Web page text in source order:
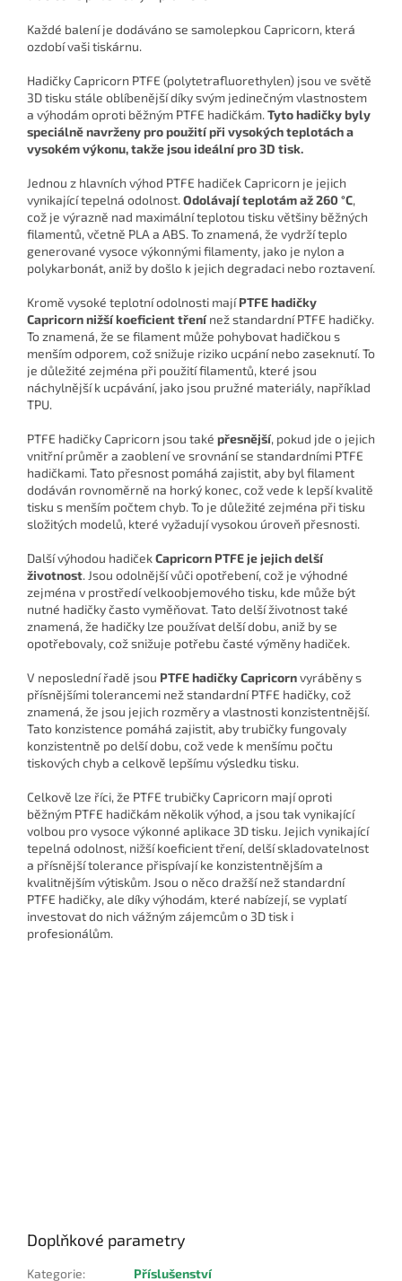
Každé balení je dodáváno se samolepkou Capricorn, která
ozdobí vaši tiskárnu.
Hadičky Capricorn PTFE (polytetrafluorethylen) jsou ve světě
3D tisku stále oblíbenější díky svým jedinečným vlastnostem
a výhodám oproti běžným PTFE hadičkám.Tyto hadičky byly
speciálně navrženy pro použití při vysokých teplotách a
vysokém výkonu, takže jsou ideální pro 3D tisk.
Jednou z hlavních výhod PTFE hadiček Capricorn je jejich
vynikající tepelná odolnost.Odolávají teplotám až 260 °C,
což je výrazně nad maximální teplotou tisku většiny běžných
filamentů, včetně PLA a ABS. To znamená, že vydrží teplo
generované vysoce výkonnými filamenty, jako je nylon a
polykarbonát, aniž by došlo k jejich degradaci nebo roztavení.
Kromě vysoké teplotní odolnosti majíPTFE hadičky
Capricorn nižší koeficient třenínež standardní PTFE hadičky.
To znamená, že se filament může pohybovat hadičkou s
menším odporem, což snižuje riziko ucpání nebo zaseknutí. To
je důležité zejména při použití filamentů, které jsou
náchylnější k ucpávání, jako jsou pružné materiály, například
TPU.
PTFE hadičky Capricorn jsou také přesnější, pokud jde o jejich
vnitřní průměr a zaoblení ve srovnání se standardními PTFE
hadičkami. Tato přesnost pomáhá zajistit, aby byl filament
dodáván rovnoměrně na horký konec, což vede k lepší kvalitě
tisku s menším počtem chyb. To je důležité zejména při tisku
složitých modelů, které vyžadují vysokou úroveň přesnosti.
Další výhodou hadičekCapricorn PTFE je jejich delší
životnost. Jsou odolnější vůči opotřebení, což je výhodné
zejména v prostředí velkoobjemového tisku, kde může být
nutné hadičky často vyměňovat. Tato delší životnost také
znamená, že hadičky lze používat delší dobu, aniž by se
opotřebovaly, což snižuje potřebu časté výměny hadiček.
V neposlední řadě jsou PTFE hadičky Capricornvyráběny s
přísnějšími tolerancemi než standardní PTFE hadičky, což
znamená, že jsou jejich rozměry a vlastnosti konzistentnější.
Tato konzistence pomáhá zajistit, aby trubičky fungovaly
konzistentně po delší dobu, což vede k menšímu počtu
tiskových chyb a celkově lepšímu výsledku tisku.
Celkově lze říci, že PTFE trubičky Capricorn mají oproti
běžným PTFE hadičkám několik výhod, a jsou tak vynikající
volbou pro vysoce výkonné aplikace 3D tisku. Jejich vynikající
tepelná odolnost, nižší koeficient tření, delší skladovatelnost
a přísnější tolerance přispívají ke konzistentnějším a
kvalitnějším výtiskům. Jsou o něco dražší než standardní
PTFE hadičky, ale díky výhodám, které nabízejí, se vyplatí
investovat do nich vážným zájemcům o 3D tisk i
profesionálům.
Doplňkové parametry
Kategorie:
Příslušenství